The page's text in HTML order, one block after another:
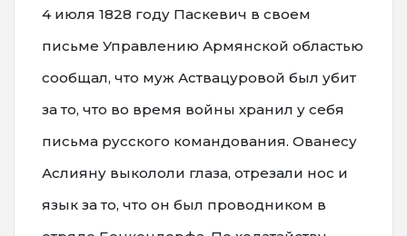
4 июля 1828 году Паскевич в своем
письме Управлению Армянской областью
сообщал, что муж Аствацуровой был убит
за то, что во время войны хранил у себя
письма русского командования. Ованесу
Аслияну выкололи глаза, отрезали нос и
язык за то, что он был проводником в